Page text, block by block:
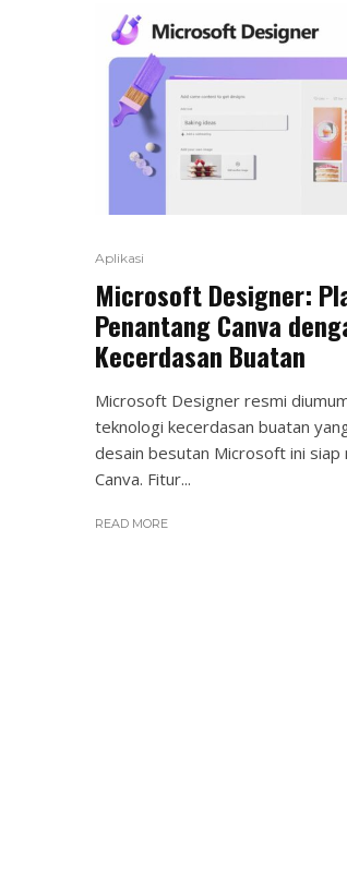
Aplikasi
Microsoft Designer:
Penantang Canva
Kecerdasan Buatan
Microsoft Designer resmi
teknologi kecerdasan buatan
desain besutan Microsoft ini siap
Canva. Fitur...
READ MORE